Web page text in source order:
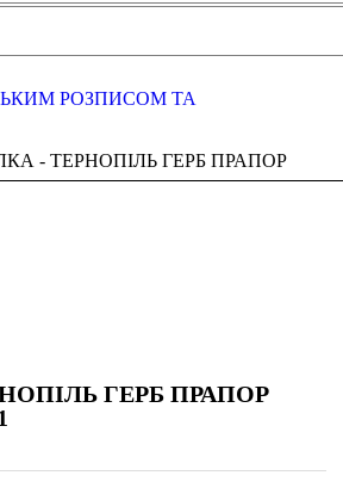
РОЗПИСОМ ТА
- ТЕРНОПІЛЬ ГЕРБ ПРАПОР
ГЕРБ ПРАПОР